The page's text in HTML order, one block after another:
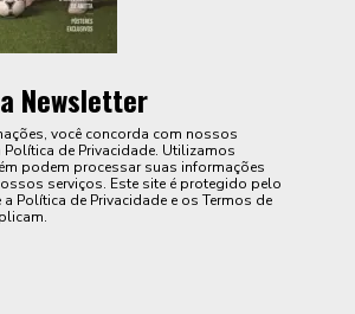
Newsletter
você concorda com nossos
de Privacidade. Utilizamos
podem processar suas informações
serviços. Este site é protegido pelo
a Política de Privacidade e os Termos de